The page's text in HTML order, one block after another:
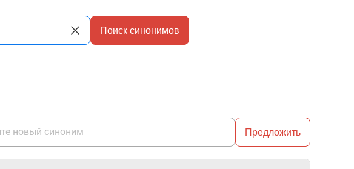
Поиск синонимов
Предложить